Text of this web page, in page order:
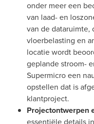
onder meer een
van laad- en
van de
vloerbelasting en
locatie wordt
geplande stroom-
Supermicro een
opstellen dat is
klantproject.
Projectontwerpen
essentiële details